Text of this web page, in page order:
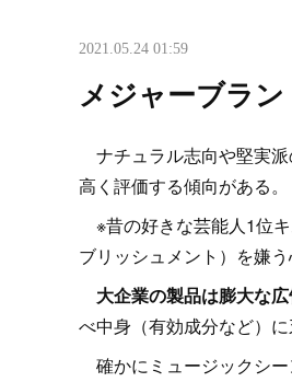
2021.05.24 01:59
メジャーブラン
ナチュラル志向や堅実
高く評価する傾向がある。
※昔の好きな芸能人1位
ブリッシュメント）を嫌う
大企業の製品は膨大な
べ中身（有効成分など）
確かにミュージックシ